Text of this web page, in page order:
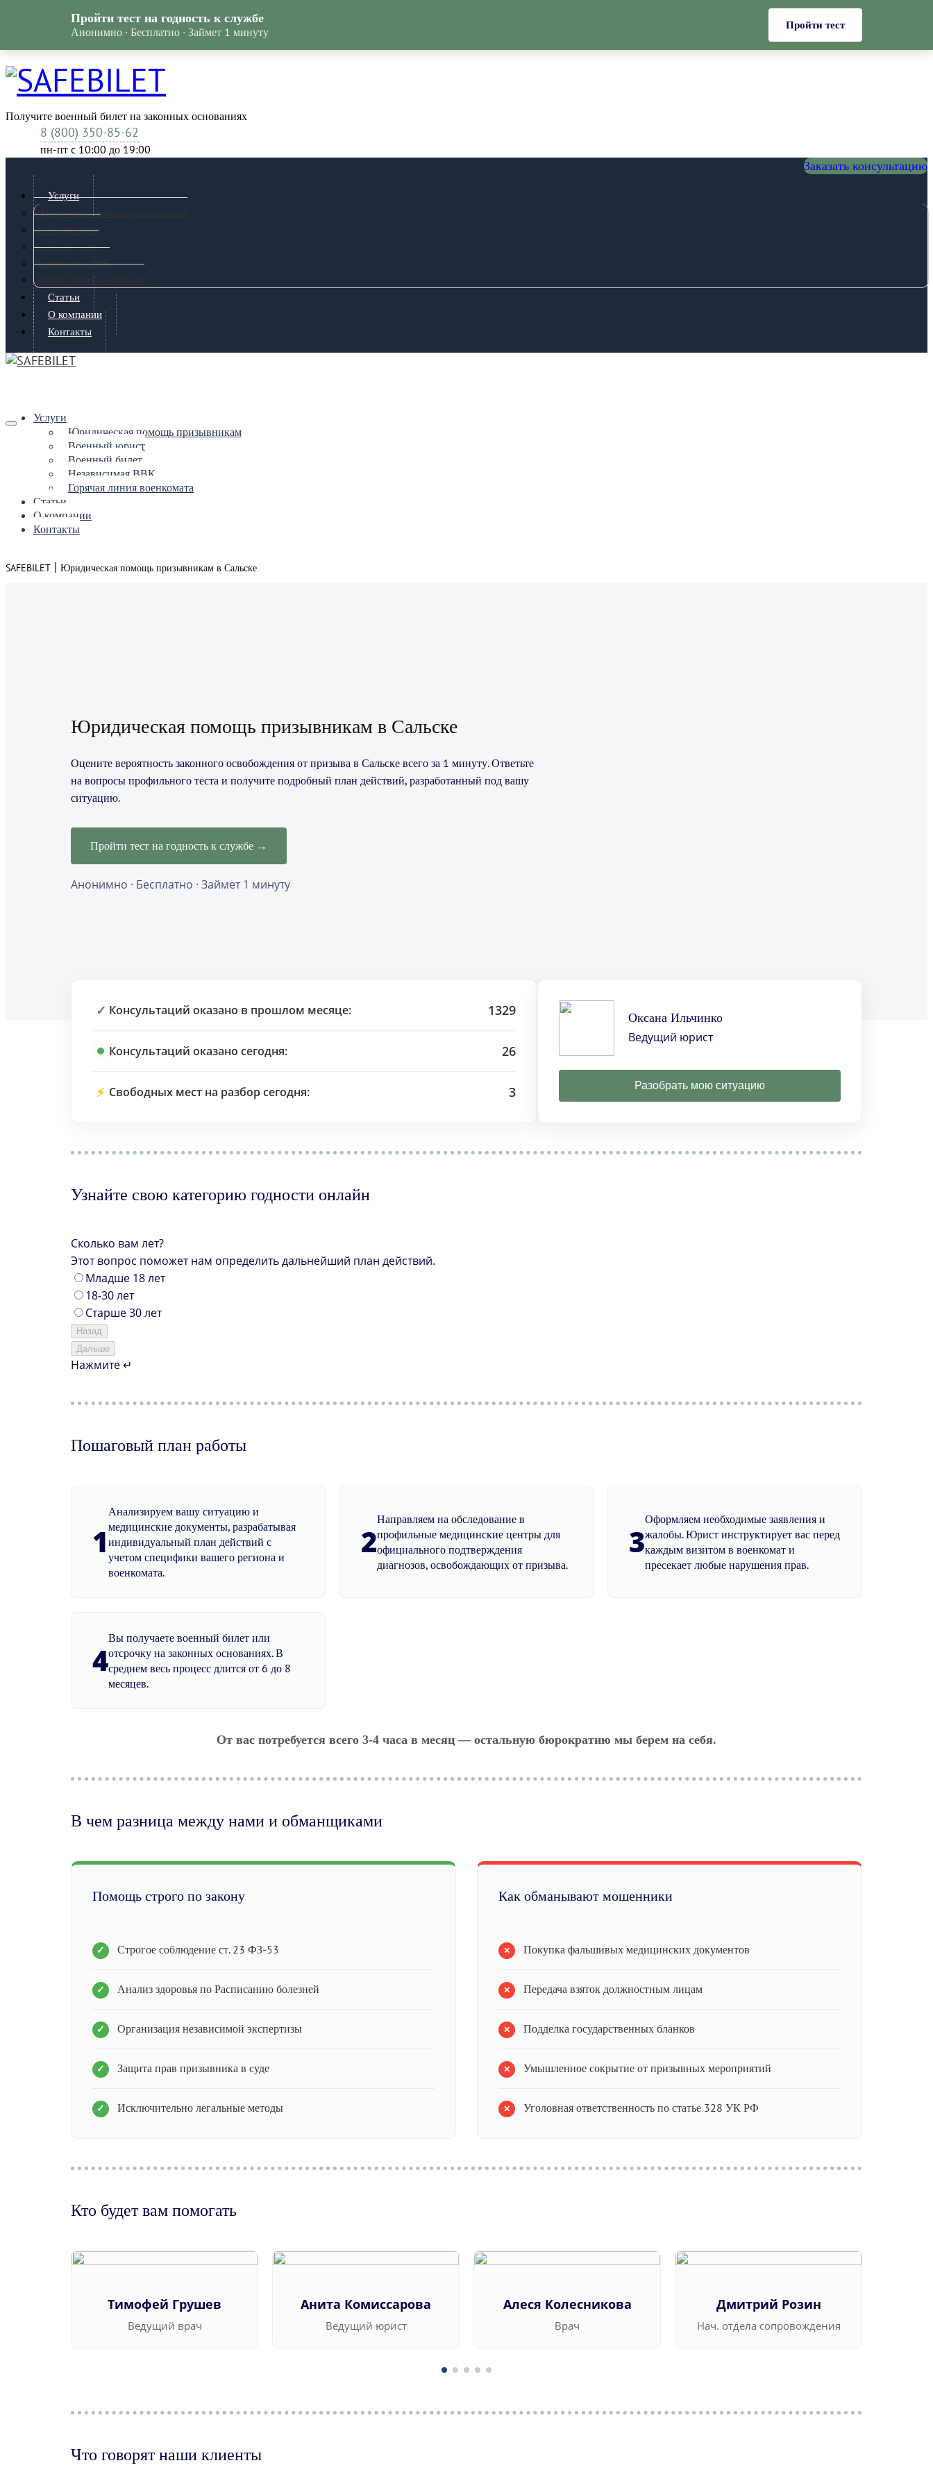
Получите военный билет на законных основаниях
8 (800) 350-85-62
пн-пт c 10:00 до 19:00
Заказать консультацию
Услуги
Юридическая помощь призывникам
Военный юрист
Военный билет
Независимая ВВК
Горячая линия военкомата
Статьи
О компании
Контакты
Услуги
Юридическая помощь призывникам
Военный юрист
Военный билет
Независимая ВВК
Горячая линия военкомата
Статьи
О компании
Контакты
SAFEBILET | Юридическая помощь призывникам в Сальске
Юридическая помощь призывникам в Сальске
Оцените вероятность законного освобождения от призыва в Сальске всего за 1 минуту. Ответьте
на вопросы профильного теста и получите подробный план действий, разработанный под вашу
ситуацию.
Пройти тест на годность к службе →
Анонимно · Бесплатно · Займет 1 минуту
✓ Консультаций оказано в прошлом месяце: 1329
Консультаций оказано сегодня: 26
⚡ Свободных мест на разбор сегодня: 3
Оксана Ильчинко
Ведущий юрист
Разобрать мою ситуацию
Узнайте свою категорию годности онлайн
Сколько вам лет?
Этот вопрос поможет нам определить дальнейший план действий.
Младше 18 лет
18-30 лет
Старше 30 лет
Назад
Дальше
Нажмите ↵
Пошаговый план работы
1
Анализируем вашу ситуацию и
медицинские документы, разрабатывая
индивидуальный план действий с
учетом специфики вашего региона и
военкомата.
2
Направляем на обследование в
профильные медицинские центры для
официального подтверждения
диагнозов, освобождающих от призыва.
3
Оформляем необходимые заявления и
жалобы. Юрист инструктирует вас перед
каждым визитом в военкомат и
пресекает любые нарушения прав.
4
Вы получаете военный билет или
отсрочку на законных основаниях. В
среднем весь процесс длится от 6 до 8
месяцев.
От вас потребуется всего 3-4 часа в месяц — остальную бюрократию мы берем на себя.
В чем разница между нами и обманщиками
Помощь строго по закону
Строгое соблюдение ст. 23 ФЗ-53
Анализ здоровья по Расписанию болезней
Организация независимой экспертизы
Защита прав призывника в суде
Исключительно легальные методы
Как обманывают мошенники
Покупка фальшивых медицинских документов
Передача взяток должностным лицам
Подделка государственных бланков
Умышленное сокрытие от призывных мероприятий
Уголовная ответственность по статье 328 УК РФ
Кто будет вам помогать
Тимофей Грушев
Ведущий врач
Анита Комиссарова
Ведущий юрист
Алеся Колесникова
Врач
Дмитрий Розин
Нач. отдела сопровождения
Что говорят наши клиенты
Пройти тест на годность к службе
Анонимно · Бесплатно · Займет 1 минуту
Пройти тест